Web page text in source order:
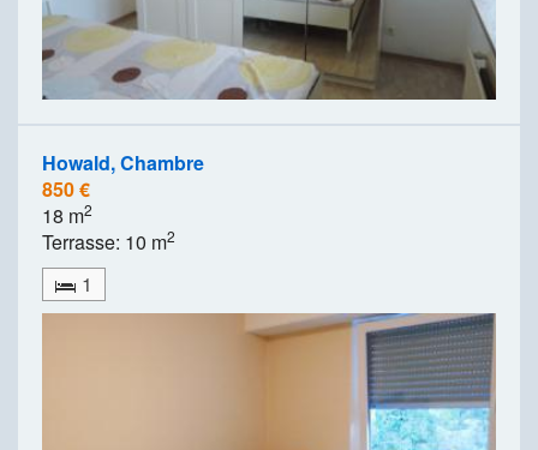
Howald, Chambre
850 €
18 m2
Terrasse: 10 m2
1